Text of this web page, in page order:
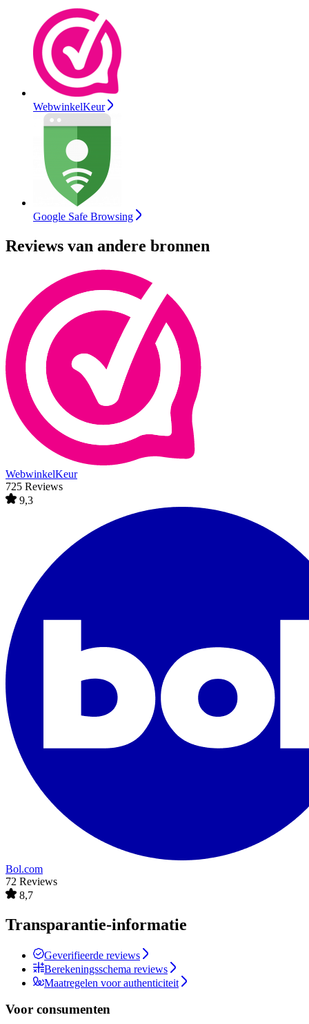
WebwinkelKeur
Google Safe Browsing
Reviews van andere bronnen
WebwinkelKeur
725 Reviews
9,3
Bol.com
72 Reviews
8,7
Transparantie-informatie
Geverifieerde reviews
Berekeningsschema reviews
Maatregelen voor authenticiteit
Voor consumenten